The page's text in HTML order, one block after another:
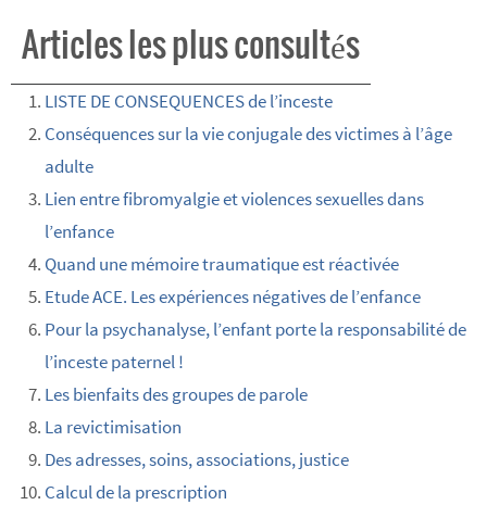
Articles les plus consultés
LISTE DE CONSEQUENCES de l’inceste
Conséquences sur la vie conjugale des victimes à l’âge
adulte
Lien entre fibromyalgie et violences sexuelles dans
l’enfance
Quand une mémoire traumatique est réactivée
Etude ACE. Les expériences négatives de l’enfance
Pour la psychanalyse, l’enfant porte la responsabilité de
l’inceste paternel !
Les bienfaits des groupes de parole
La revictimisation
Des adresses, soins, associations, justice
Calcul de la prescription